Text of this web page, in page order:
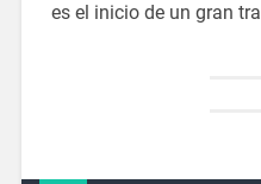
es el inicio de un gran